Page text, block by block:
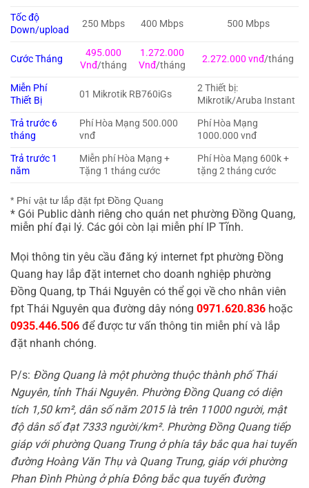
Tốc độ
Down/upload
250 Mbps 400 Mbps 500 Mbps
Cước Tháng
495.000
Vnđ/tháng
1.272.000
Vnđ/tháng
2.272.000 vnđ/tháng
Miễn Phí
Thiết Bị
01 Mikrotik RB760iGs
2 Thiết bị:
Mikrotik/Aruba Instant
Trả trước 6
tháng
Phí Hòa Mạng 500.000
vnđ
Phí Hòa Mạng
1000.000 vnđ
Trả trước 1
năm
Miễn phí Hòa Mạng +
Tặng 1 tháng cước
Phí Hòa Mạng 600k +
tặng 2 tháng cước
* Phí vật tư lắp đặt fpt Đồng Quang
* Gói Public dành riêng cho quán net phường Đồng Quang,
miễn phí đại lý. Các gói còn lại miễn phí IP Tĩnh.
Mọi thông tin yêu cầu đăng ký internet fpt phường Đồng
Quang hay lắp đặt internet cho doanh nghiệp phường
Đồng Quang, tp Thái Nguyên có thể gọi về cho nhân viên
fpt Thái Nguyên qua đường dây nóng 0971.620.836 hoặc
0935.446.506 để được tư vấn thông tin miễn phí và lắp
đặt nhanh chóng.
P/s: Đồng Quang là một phường thuộc thành phố Thái
Nguyên, tỉnh Thái Nguyên. Phường Đồng Quang có diện
tích 1,50 km², dân số năm 2015 là trên 11000 người, mật
độ dân số đạt 7333 người/km². Phường Đồng Quang tiếp
giáp với phường Quang Trung ở phía tây bắc qua hai tuyến
đường Hoàng Văn Thụ và Quang Trung, giáp với phường
Phan Đình Phùng ở phía Đông bắc qua tuyến đường